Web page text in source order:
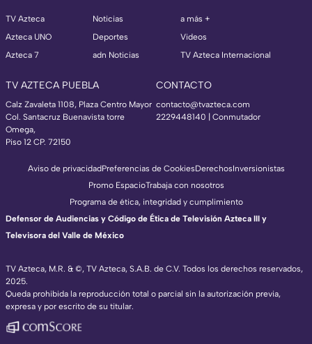
TV Azteca
Azteca UNO
Azteca 7
Noticias
Deportes
adn Noticias
a más +
Videos
TV Azteca Internacional
TV AZTECA PUEBLA
Calz Zavaleta 1108, Plaza Centro Mayor
Col. Santacruz Buenavista torre
Omega,
Piso 12 CP. 72150
CONTACTO
contacto@tvazteca.com
2229448140 | Conmutador
TV Azteca, M.R. & ©, TV Azteca, S.A.B. de C.V. Todos los derechos reservados,
2025.
Queda prohibida la reproducción total o parcial sin la autorización previa,
expresa y por escrito de su titular.
Aviso de privacidadPreferencias de CookiesDerechosInversionistas
Promo EspacioTrabaja con nosotros
Programa de ética, integridad y cumplimiento
Defensor de Audiencias y Código de Ética de Televisión Azteca III y
Televisora del Valle de México